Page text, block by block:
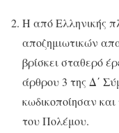
Η από Ελληνικής
αποζημιωτικών
βρίσκει σταθερό
άρθρου 3 της Δ΄
κωδικοποίησαν και
του Πολέμου.